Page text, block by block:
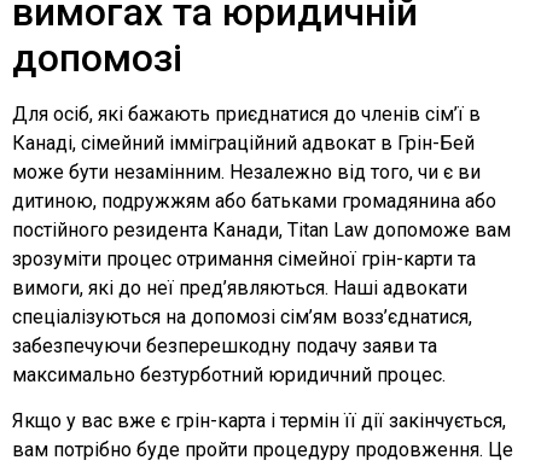
вимогах та юридичній
допомозі
Для осіб, які бажають приєднатися до членів сім’ї в
Канаді, сімейний імміграційний адвокат в Грін-Бей
може бути незамінним. Незалежно від того, чи є ви
дитиною, подружжям або батьками громадянина або
постійного резидента Канади, Titan Law допоможе вам
зрозуміти процес отримання сімейної грін-карти та
вимоги, які до неї пред’являються. Наші адвокати
спеціалізуються на допомозі сім’ям возз’єднатися,
забезпечуючи безперешкодну подачу заяви та
максимально безтурботний юридичний процес.
Якщо у вас вже є грін-карта і термін її дії закінчується,
вам потрібно буде пройти процедуру продовження. Це